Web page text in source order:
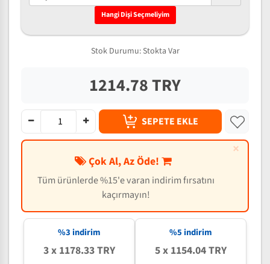
Hangi Dişi Seçmeliyim
Stok Durumu: Stokta Var
1214.78 TRY
SEPETE EKLE
×
Çok Al, Az Öde!
Tüm ürünlerde %15'e varan indirim fırsatını
kaçırmayın!
%3 indirim
3 x 1178.33 TRY
%5 indirim
5 x 1154.04 TRY